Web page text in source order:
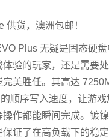
供货，澳洲包邮！
Plus 无疑是固态硬
体验的玩家，还是需要
完美胜任。其高达
顺序写入速度，让游
操作都能瞬间完成。镀
保证了在高负载下的稳